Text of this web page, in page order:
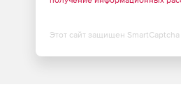
Этот сайт защищен